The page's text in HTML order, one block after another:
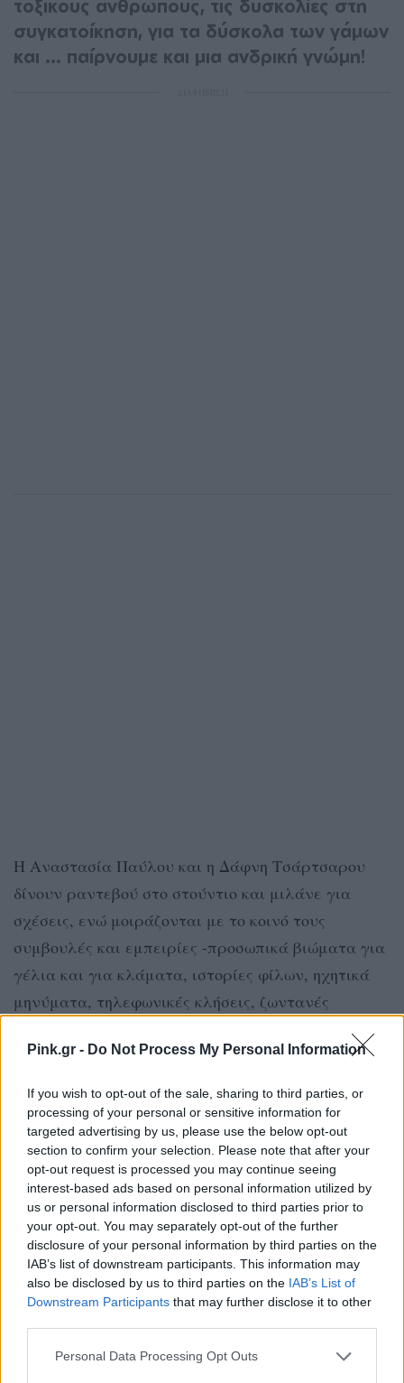
Pink.gr - Do Not Process My Personal Information
If you wish to opt-out of the sale, sharing to third parties, or
processing of your personal or sensitive information for
targeted advertising by us, please use the below opt-out
section to confirm your selection. Please note that after your
opt-out request is processed you may continue seeing
interest-based ads based on personal information utilized by
us or personal information disclosed to third parties prior to
your opt-out. You may separately opt-out of the further
disclosure of your personal information by third parties on the
IAB’s list of downstream participants. This information may
also be disclosed by us to third parties on the IAB’s List of
Downstream Participants that may further disclose it to other
Personal Data Processing Opt Outs
τοξικούς ανθρώπους, τις δυσκολίες στη
συγκατοίκηση, για τα δύσκολα των γάμων
και ... παίρνουμε και μια ανδρική γνώμη!
Η Αναστασία Παύλου και η Δάφνη Τσάρτσαρου
δίνουν ραντεβού στο στούντιο και μιλάνε για
σχέσεις, ενώ μοιράζονται με το κοινό τους
συμβουλές και εμπειρίες -προσωπικά βιώματα για
γέλια και για κλάματα, ιστορίες φίλων, ηχητικά
μηνύματα, τηλεφωνικές κλήσεις, ζωντανές
διαβάστηκε … Για κάθε “Η κλήση σας
προωθείται” …. ΑΣ ΕΣΤΕΛΝΕ!
Σε αυτό το podcast θα ακούσεις θέματα που
αφορούν τους άντρες και το χάσμα επικοινωνίας
με τις γυναίκες, προσωπικά βιώματα για γέλια και
για κλάματα, ιστορίες φίλων, ηχητικά μηνύματα,
τηλεφωνικές κλήσεις, ζωντανές συνδέσεις … κι
όλα αυτά “λουσμένα” με χιούμορ και σαρκαστική
διάθεση! Κάθε Τετάρτη συντονιστείτε για τα νέα
επεισόδια σε όλες τις πλατφόρμες και φυσικά στο